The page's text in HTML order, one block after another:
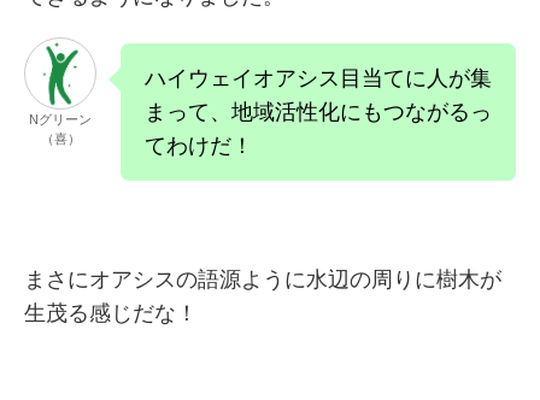
Nグリーン
（喜）
ハイウェイオアシス目当てに人が集
まって、地域活性化にもつながるっ
てわけだ！
まさにオアシスの語源ように水辺の周りに樹木が
生茂る感じだな！